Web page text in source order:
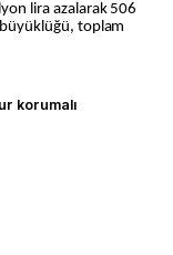
lira azalarak 506
toplam
korumalı